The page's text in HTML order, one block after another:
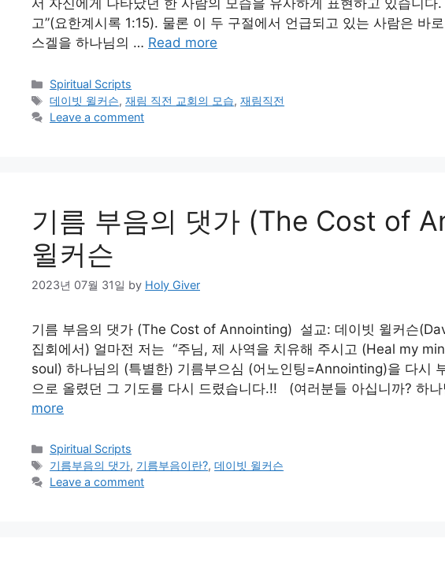
서 자신에게 나타났던 한 사람의 모습을 유사하게 표현하고 있습니
고”(요한계시록 1:15). 물론 이 두 구절에서 언급되고 있는 사람은 바
스겔을 하나님의 … Read more
Categories
Spiritual Scripts
Tags
데이빗 윌커슨,재림 직전 교회의 모습,재림직전
Leave a comment
기름 부음의 댓가 (The Cost of
윌커슨
2023년 07월 31일 by Holy Giver
기름 부음의 댓가 (The Cost of Annointing) 설교: 데이빗 윌커슨
집회에서) 얼마전 저는 “주님, 제 사역을 치유해 주시고 (Heal my
soul) 하나님의 (특별한) 기름부으심 (어노인팅=Annointing)을 다시
으로 올렸던 그 기도를 다시 드렸습니다.!! (여러분들 아십니까? 하
more
Categories
Spiritual Scripts
Tags
기름부음의 댓가, 기름부음이란?,데이빗 윌커슨
Leave a comment